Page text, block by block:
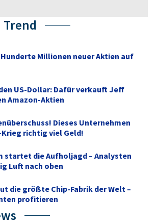
Hunderte Millionen neuer Aktien auf
US-Dollar: Dafür verkauft Jeff
Amazon-Aktien
Dieses Unternehmen
richtig viel Geld!
startet die Aufholjagd – Analysten
Luft nach oben
die größte Chip-Fabrik der Welt –
profitieren